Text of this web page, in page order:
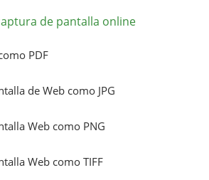
de pantalla online
PDF
de Web como JPG
Web como PNG
Web como TIFF